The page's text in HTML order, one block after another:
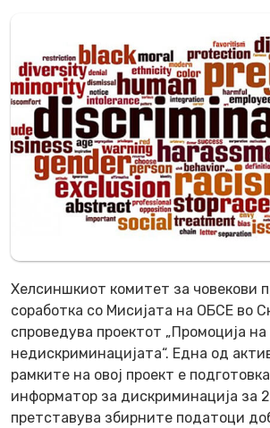
Хелсиншкиот комитет за човекови
соработка со Мисијата на ОБСЕ во
спроведува проектот „Промоција
недискриминацијата“. Една од
рамките на овој проект е
информатор за дискриминација за
претставува збирните податоци